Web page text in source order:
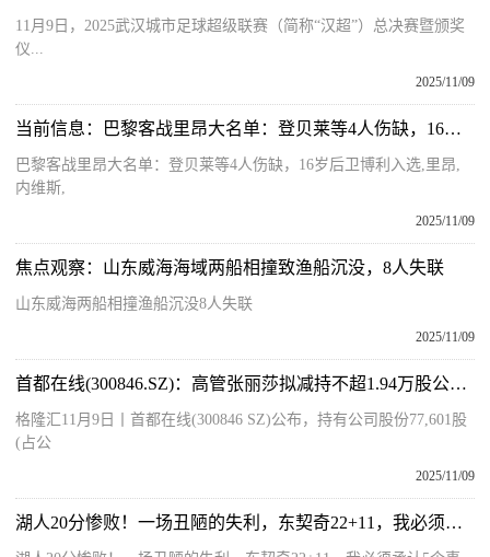
11月9日，2025武汉城市足球超级联赛（简称“汉超”）总决赛暨颁奖
仪...
2025/11/09
当前信息：巴黎客战里昂大名单：登贝莱等4人伤缺，16岁后卫博利入选
巴黎客战里昂大名单：登贝莱等4人伤缺，16岁后卫博利入选,里昂,
内维斯,
2025/11/09
焦点观察：山东威海海域两船相撞致渔船沉没，8人失联
山东威海两船相撞渔船沉没8人失联
2025/11/09
首都在线(300846.SZ)：高管张丽莎拟减持不超1.94万股公司股份
格隆汇11月9日丨首都在线(300846 SZ)公布，持有公司股份77,601股
(占公
2025/11/09
湖人20分惨败！一场丑陋的失利，东契奇22+11，我必须承认5个事实 当前看点